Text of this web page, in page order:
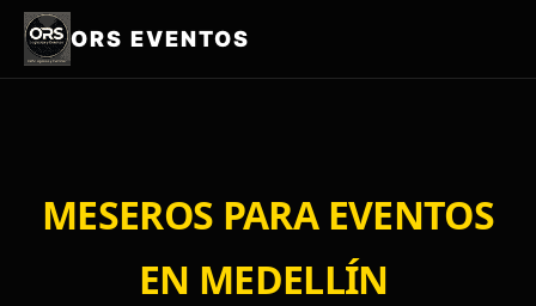
ORS EVENTOS
MESEROS PARA EVENTOS
EN MEDELLÍN